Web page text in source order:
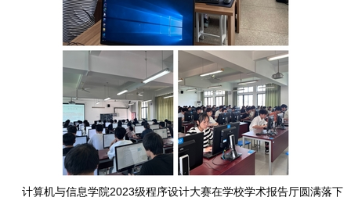
计算机与信息学院2023级程序设计大赛在学校学术报告厅圆满落下